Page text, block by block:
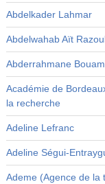
Abdelkader Lahmar
Abdelwahab Aït
Abderrahmane
Académie de
la recherche
Adeline Lefranc
Adeline Ségui-
Ademe (Agence de la